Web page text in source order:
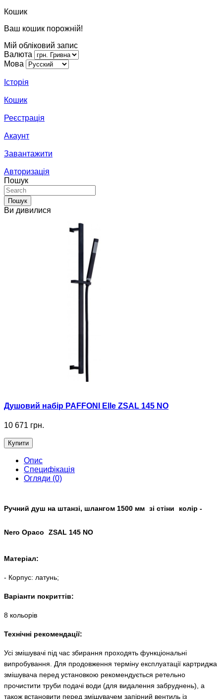
Кошик
Ваш кошик порожній!
Мій обліковий запис
Валюта
Мова
Історія
Кошик
Реєстрація
Акаунт
Завантажити
Авторизація
Пошук
Пошук
Ви дивилися
Душовий набір PAFFONI Elle ZSAL 145 NO
10 671 грн.
Купити
Опис
Специфікація
Огляди (0)
Ручний душ на штанзі, шлангом 1500 мм зі стіни колір -
Nero Opaco ZSAL 145 NO
Матеріал:
- Корпус: латунь;
Варіанти покриттів:
8 кольорів
Технічні рекомендації:
Усі змішувачі під час збирання проходять функціональні
випробування. Для продовження терміну експлуатації картриджа
змішувача перед установкою рекомендується ретельно
прочистити труби подачі води (для видалення забруднень), а
також встановити перед змішувачем запірний вентиль із